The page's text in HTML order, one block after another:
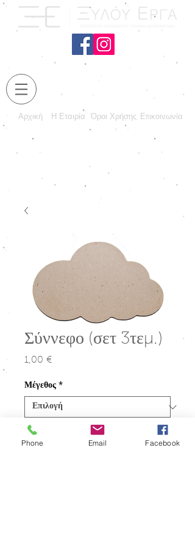
Αρχική Η Εταιρία Όροι Χρήσης Επικοινωνία
Σύννεφο (σετ 3τεμ.)
1,00 €Τιμή
Μέγεθος *
Ποσότητα
Phone Email Facebook